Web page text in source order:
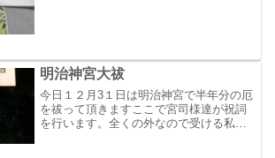
明治神宮大祓
今日１２月3１日は明治神宮で半年分の厄
を祓って頂きますここで宮司様達が祝詞
を行います。全くの外なので受ける私達